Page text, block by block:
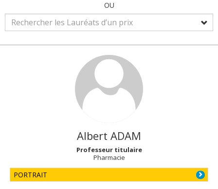
OU
Albert ADAM
Professeur titulaire
Pharmacie
PORTRAIT